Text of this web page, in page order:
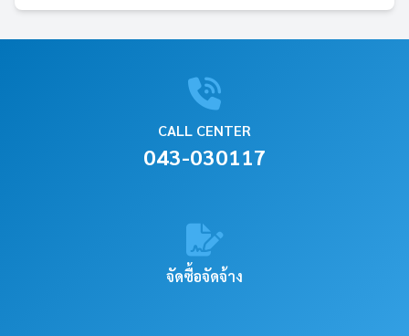
CALL CENTER
043-030117
จัดซื้อจัดจ้าง